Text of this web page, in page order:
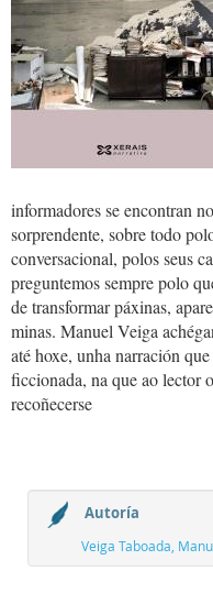
informadores se encontran
sorprendente, sobre todo
conversacional, polos seus
preguntemos sempre polo
de transformar páxinas,
minas. Manuel Veiga
até hoxe, unha narración
ficcionada, na que ao lector
recoñecerse
Autoría
Veiga Taboada,